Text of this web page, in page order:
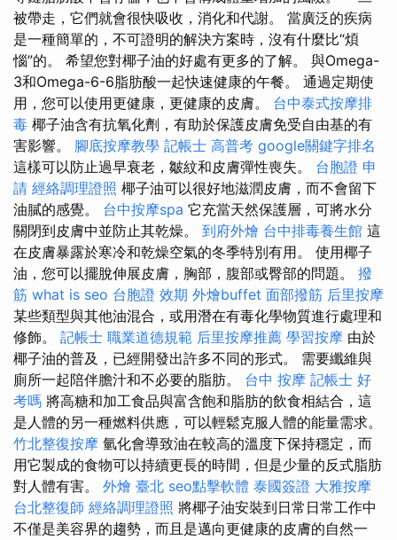
被帶走，它們就會很快吸收，消化和代謝。 當廣泛的疾病
是一種簡單的，不可證明的解決方案時，沒有什麼比“煩
惱”的。 希望您對椰子油的好處有更多的了解。 與Omega-
3和Omega-6-6脂肪酸一起快速健康的午餐。 通過定期使
用，您可以使用更健康，更健康的皮膚。 台中泰式按摩排
毒 椰子油含有抗氧化劑，有助於保護皮膚免受自由基的有
害影響。 腳底按摩教學 記帳士 高普考 google關鍵字排名
這樣可以防止過早衰老，皺紋和皮膚彈性喪失。 台胞證 申
請 經絡調理證照 椰子油可以很好地滋潤皮膚，而不會留下
油膩的感覺。 台中按摩spa 它充當天然保護層，可將水分
關閉到皮膚中並防止其乾燥。 到府外燴 台中排毒養生館 這
在皮膚暴露於寒冷和乾燥空氣的冬季特別有用。 使用椰子
油，您可以擺脫伸展皮膚，胸部，腹部或臀部的問題。 撥
筋 what is seo 台胞證 效期 外燴buffet 面部撥筋 后里按摩
某些類型與其他油混合，或用潛在有毒化學物質進行處理和
修飾。 記帳士 職業道德規範 后里按摩推薦 學習按摩 由於
椰子油的普及，已經開發出許多不同的形式。 需要纖維與
廁所一起陪伴膽汁和不必要的脂肪。 台中 按摩 記帳士 好
考嗎 將高糖和加工食品與富含飽和脂肪的飲食相結合，這
是人體的另一種燃料供應，可以輕鬆克服人體的能量需求。
竹北整復按摩 氫化會導致油在較高的溫度下保持穩定，而
用它製成的食物可以持續更長的時間，但是少量的反式脂肪
對人體有害。 外燴 臺北 seo點擊軟體 泰國簽證 大雅按摩
台北整復師 經絡調理證照 將椰子油安裝到日常日常工作中
不僅是美容界的趨勢，而且是邁向更健康的皮膚的自然一